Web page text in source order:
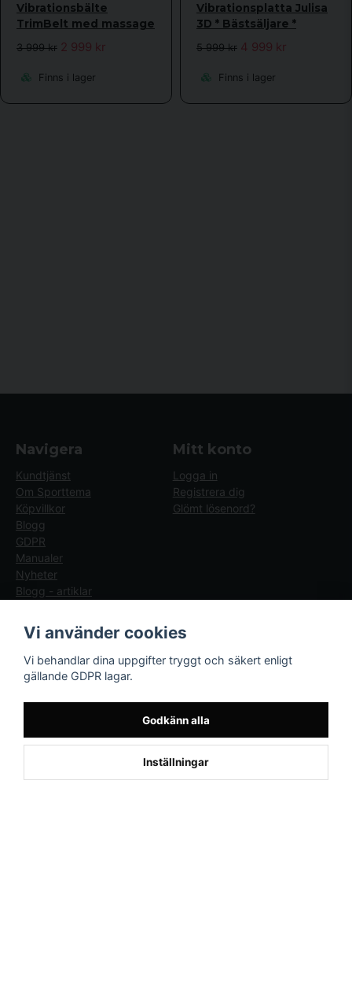
Vibrationsbälte
TrimBelt med massage
3 999 kr 2 999 kr
Finns i lager
Vibrationsplatta Julisa
3D * Bästsäljare *
5 999 kr 4 999 kr
Finns i lager
Navigera
Kundtjänst
Om Sporttema
Köpvillkor
Blogg
GDPR
Manualer
Nyheter
Blogg - artiklar
Mitt konto
Logga in
Registrera dig
Glömt lösenord?
Följ oss
AB
Drottninggatan 47
×
Kund frånAskim
beställde Motionscykel AL1 (Silver)
Vi använder cookies
Vi behandlar dina uppgifter tryggt och säkert enligt
gällande GDPR lagar.
Godkänn alla
Inställningar